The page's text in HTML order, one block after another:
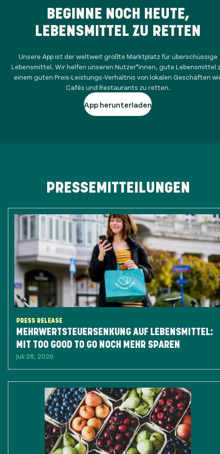
BEGINNE NOCH HEUTE,
LEBENSMITTEL ZU RETTEN
Unsere App ist der weltweit größte Marktplatz für überschüssige
Lebensmittel. Wir helfen unseren Nutzer*innen, gute Lebensmittel
einem guten Preis-Leistungs-Verhältnis von lokalen Geschäften
Cafés und Restaurants zu retten.
App herunterladen
PRESSEMITTEILUNGEN
PRESS RELEASE
MEHRWERTSTEUERSENKUNG AUF LEBENSMITTEL:
MIT TOO GOOD TO GO NOCH MEHR SPAREN
Juli 28, 2026